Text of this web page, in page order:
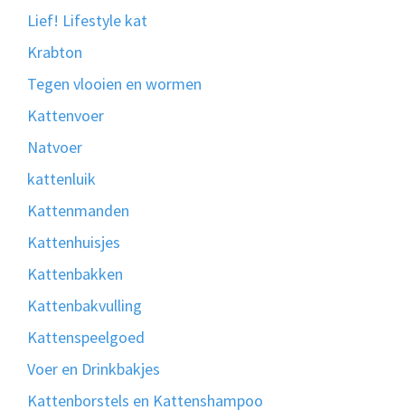
Lief! Lifestyle kat
Krabton
Tegen vlooien en wormen
Kattenvoer
Natvoer
kattenluik
Kattenmanden
Kattenhuisjes
Kattenbakken
Kattenbakvulling
Kattenspeelgoed
Voer en Drinkbakjes
Kattenborstels en Kattenshampoo